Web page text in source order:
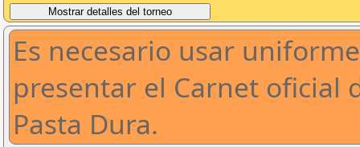
Es necesario usar
presentar el Carnet oficial
Pasta Dura.